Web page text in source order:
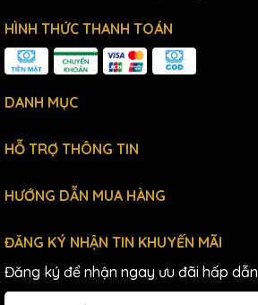
HÌNH THỨC THANH TOÁN
DANH MỤC
HỖ TRỢ THÔNG TIN
HƯỚNG DẪN MUA HÀNG
ĐĂNG KÝ NHẬN TIN KHUYẾN MÃI
Đăng ký để nhận ngay ưu đãi hấp dẫn